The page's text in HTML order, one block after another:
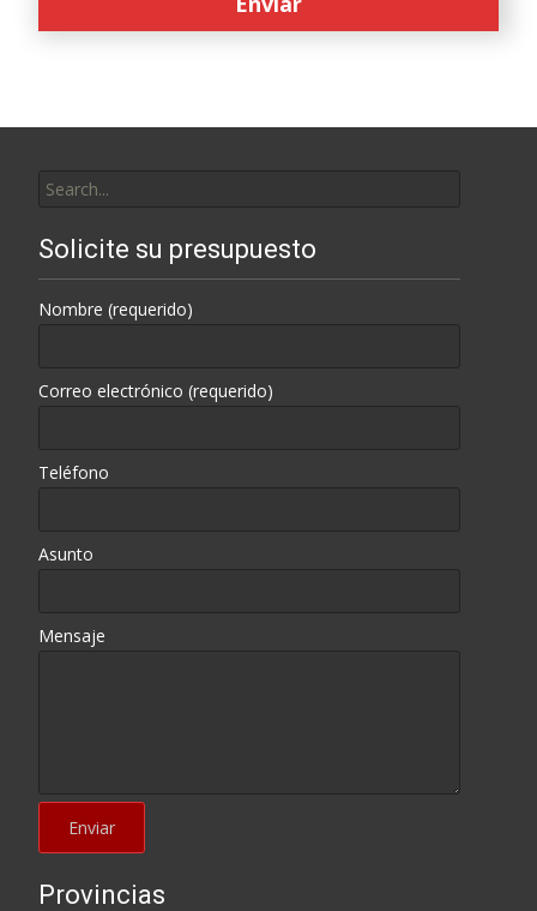
for:
Solicite su presupuesto
Nombre (requerido)
Correo electrónico (requerido)
Teléfono
Asunto
Mensaje
Provincias